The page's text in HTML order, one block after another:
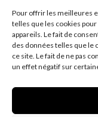
Pour offrir les meilleures
telles que les cookies
appareils. Le fait de
des données telles que le
ce site. Le fait de ne pas
un effet négatif sur